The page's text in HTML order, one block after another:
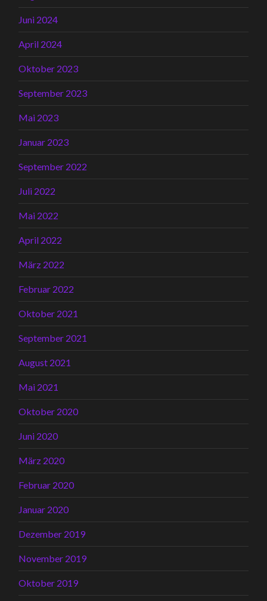
Juni 2024
April 2024
Oktober 2023
September 2023
Mai 2023
Januar 2023
September 2022
Juli 2022
Mai 2022
April 2022
März 2022
Februar 2022
Oktober 2021
September 2021
August 2021
Mai 2021
Oktober 2020
Juni 2020
März 2020
Februar 2020
Januar 2020
Dezember 2019
November 2019
Oktober 2019